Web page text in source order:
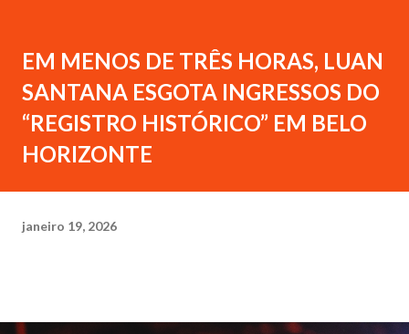
EM MENOS DE TRÊS HORAS, LUAN
SANTANA ESGOTA INGRESSOS DO
“REGISTRO HISTÓRICO” EM BELO
HORIZONTE
janeiro 19, 2026